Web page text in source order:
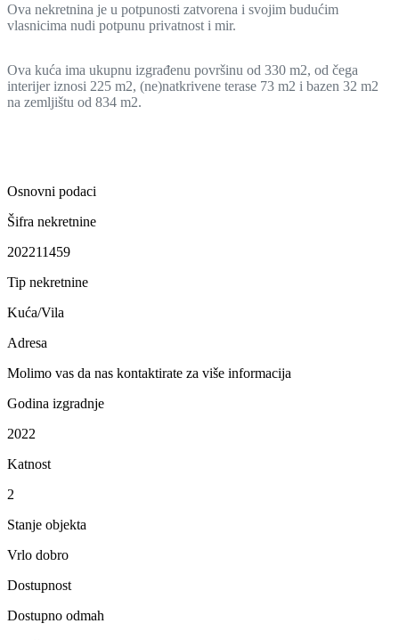
Ova nekretnina je u potpunosti zatvorena i svojim budućim
vlasnicima nudi potpunu privatnost i mir.
Ova kuća ima ukupnu izgrađenu površinu od 330 m2, od čega
interijer iznosi 225 m2, (ne)natkrivene terase 73 m2 i bazen 32 m2
na zemljištu od 834 m2.
Osnovni podaci
Šifra nekretnine
202211459
Tip nekretnine
Kuća/Vila
Adresa
Molimo vas da nas kontaktirate za više informacija
Godina izgradnje
2022
Katnost
2
Stanje objekta
Vrlo dobro
Dostupnost
Dostupno odmah